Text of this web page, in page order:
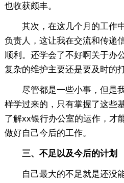
也收获颇丰。
其次，在这几个月的工作中
负责人，这让我在交流和传递
顺利。还学会了不好啊关于办
复杂的维护主要还是要及时的
尽管都是一些小事，但是
样学过来的，只有掌握了这些
了解xx银行办公室的运作，才
做好自己今后的工作。
三、不足以及今后的计划
自己最大的不足就是还没能